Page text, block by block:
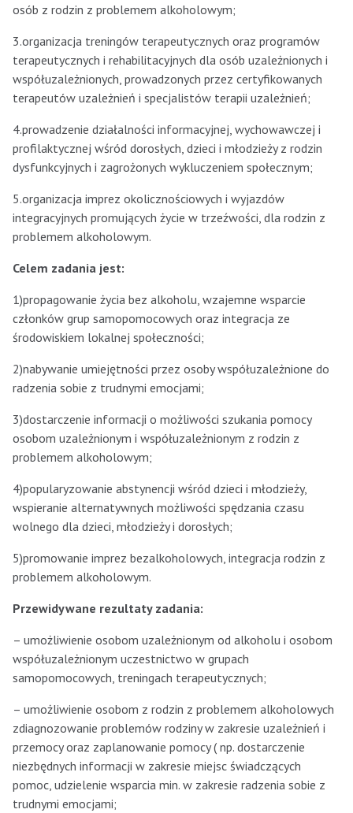
osób z rodzin z problemem alkoholowym;
3.organizacja treningów terapeutycznych oraz programów
terapeutycznych i rehabilitacyjnych dla osób uzależnionych i
współuzależnionych, prowadzonych przez certyfikowanych
terapeutów uzależnień i specjalistów terapii uzależnień;
4.prowadzenie działalności informacyjnej, wychowawczej i
profilaktycznej wśród dorosłych, dzieci i młodzieży z rodzin
dysfunkcyjnych i zagrożonych wykluczeniem społecznym;
5.organizacja imprez okolicznościowych i wyjazdów
integracyjnych promujących życie w trzeźwości, dla rodzin z
problemem alkoholowym.
Celem zadania jest:
1)propagowanie życia bez alkoholu, wzajemne wsparcie
członków grup samopomocowych oraz integracja ze
środowiskiem lokalnej społeczności;
2)nabywanie umiejętności przez osoby współuzależnione do
radzenia sobie z trudnymi emocjami;
3)dostarczenie informacji o możliwości szukania pomocy
osobom uzależnionym i współuzależnionym z rodzin z
problemem alkoholowym;
4)popularyzowanie abstynencji wśród dzieci i młodzieży,
wspieranie alternatywnych możliwości spędzania czasu
wolnego dla dzieci, młodzieży i dorosłych;
5)promowanie imprez bezalkoholowych, integracja rodzin z
problemem alkoholowym.
Przewidywane rezultaty zadania:
– umożliwienie osobom uzależnionym od alkoholu i osobom
współuzależnionym uczestnictwo w grupach
samopomocowych, treningach terapeutycznych;
– umożliwienie osobom z rodzin z problemem alkoholowych
zdiagnozowanie problemów rodziny w zakresie uzależnień i
przemocy oraz zaplanowanie pomocy ( np. dostarczenie
niezbędnych informacji w zakresie miejsc świadczących
pomoc, udzielenie wsparcia min. w zakresie radzenia sobie z
trudnymi emocjami;